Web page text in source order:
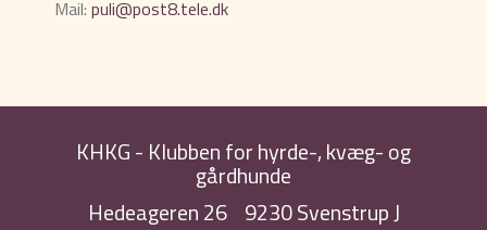
Mail: puli@post8.tele.dk
KHKG - Klubben for hyrde-, kvæg- og
gårdhunde
Hedeageren 26 9230 Svenstrup J